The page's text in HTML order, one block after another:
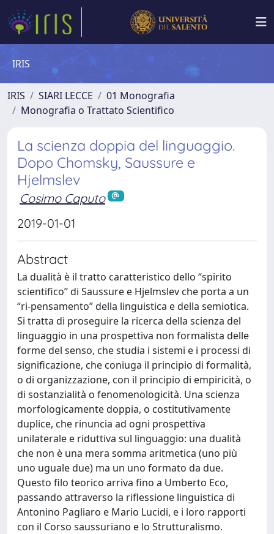
IRIS
IRIS SIARI LECCE
01 Monografia
Monografia o Trattato Scientifico
La scienza doppia del linguaggio.
Dopo Chomsky, Saussure e
Hjelmslev
Cosimo Caputo
2019-01-01
Abstract
La dualità è il tratto caratteristico dello “spirito
scientifico” di Saussure e Hjelmslev che porta a un
“ri-pensamento” della linguistica e della semiotica.
Si tratta di proseguire la ricerca della scienza del
linguaggio in una prospettiva non formalista delle
forme del senso, che studia i sistemi e i processi di
significazione, che coniuga il principio di formalità,
o di organizzazione, con il principio di empiricità, o
di sostanzialità o fenomenologicità. Una scienza
morfologicamente doppia, o costitutivamente
duplice, che rinuncia ad ogni prospettiva
unilaterale e riduttiva sul linguaggio: una dualità
che non è una mera somma aritmetica (uno più
uno uguale due) ma un uno formato da due.
Questo filo teorico arriva fino a Umberto Eco,
passando attraverso la riflessione linguistica di
Antonino Pagliaro e Mario Lucidi, e i loro rapporti
con il Corso saussuriano e lo Strutturalismo.